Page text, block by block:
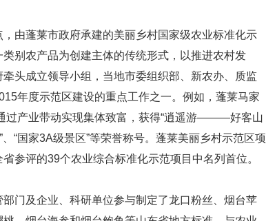
由蓬莱市政府承建的美丽乡村国家级农业标准化示
别农产品为创建主体的传统形式，以推进农村发
头成立领导小组，当地市委组织部、新农办、质监
年度示范区建设的重点工作之一。例如，蓬莱马家
过产业带动实现集体致富，获得“逍遥游———好客山
“国家3A级景区”等荣誉称号。蓬莱美丽乡村示范区项
参评的39个农业综合标准化示范项目中名列首位。
门及企业、科研单位参与制定了龙口粉丝、烟台苹